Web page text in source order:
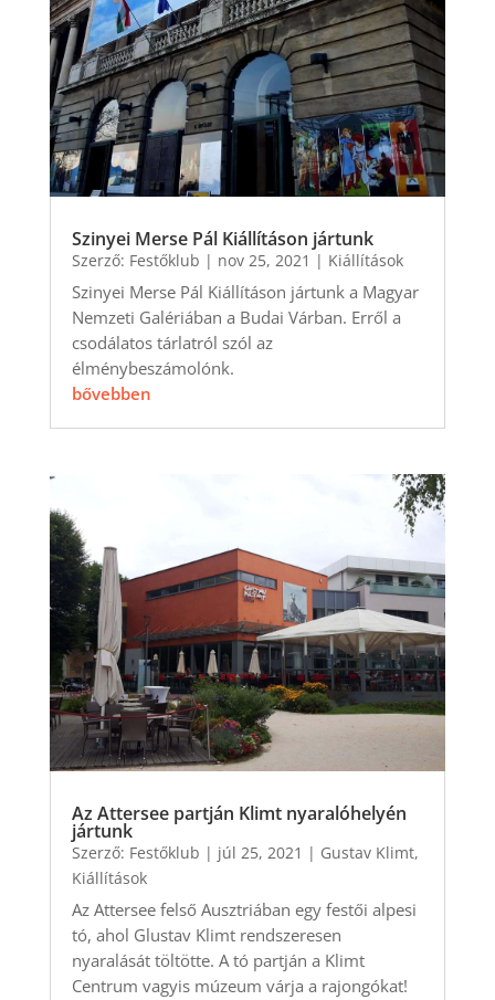
Szinyei Merse Pál Kiállításon jártunk
Szerző: Festőklub | nov 25, 2021 | Kiállítások
Szinyei Merse Pál Kiállításon jártunk a Magyar
Nemzeti Galériában a Budai Várban. Erről a
csodálatos tárlatról szól az
élménybeszámolónk.
bővebben
Az Attersee partján Klimt nyaralóhelyén
jártunk
Szerző: Festőklub | júl 25, 2021 | Gustav Klimt,
Kiállítások
Az Attersee felső Ausztriában egy festői alpesi
tó, ahol Glustav Klimt rendszeresen
nyaralását töltötte. A tó partján a Klimt
Centrum vagyis múzeum várja a rajongókat!